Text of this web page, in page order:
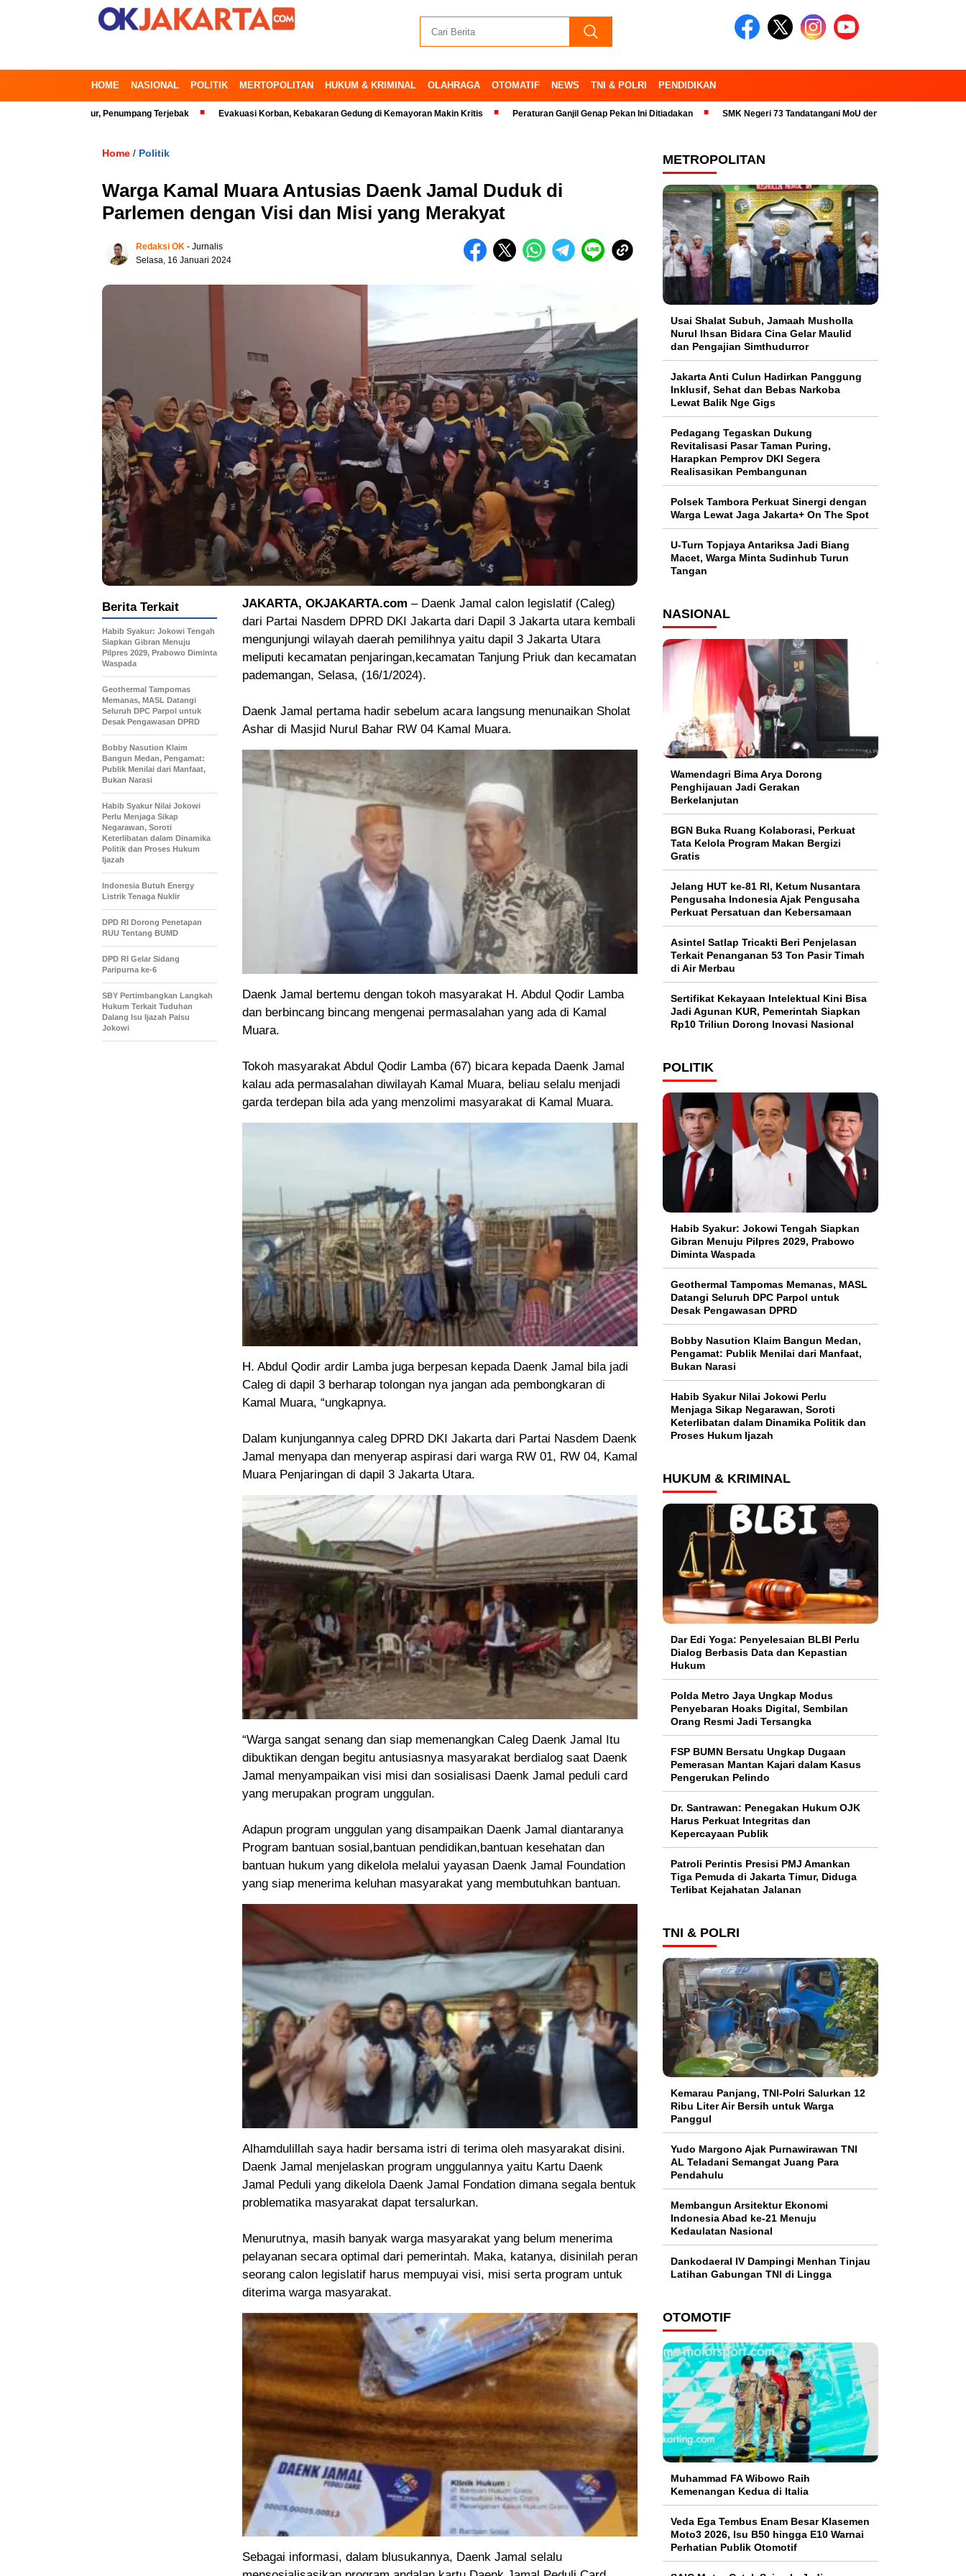
HOME NASIONAL POLITIK MERTOPOLITAN HUKUM & KRIMINAL OLAHRAGA OTOMATIF NEWS TNI & POLRI PENDIDIKAN
Timur, Penumpang Terjebak Evakuasi Korban, Kebakaran Gedung di Kemayoran Makin Kritis Peraturan Ganjil Genap Pekan Ini Ditiadakan SMK Negeri 73 Tandatangani MoU dengan 23 Industri Pariwisata dan
Home / Politik
Warga Kamal Muara Antusias Daenk Jamal Duduk di
Parlemen dengan Visi dan Misi yang Merakyat
Redaksi OK - Jurnalis
Selasa, 16 Januari 2024
JAKARTA, OKJAKARTA.com – Daenk Jamal calon legislatif (Caleg)
dari Partai Nasdem DPRD DKI Jakarta dari Dapil 3 Jakarta utara kembali
mengunjungi wilayah daerah pemilihnya yaitu dapil 3 Jakarta Utara
meliputi kecamatan penjaringan,kecamatan Tanjung Priuk dan kecamatan
pademangan, Selasa, (16/1/2024).
Daenk Jamal pertama hadir sebelum acara langsung menunaikan Sholat
Ashar di Masjid Nurul Bahar RW 04 Kamal Muara.
Daenk Jamal bertemu dengan tokoh masyarakat H. Abdul Qodir Lamba
dan berbincang bincang mengenai permasalahan yang ada di Kamal
Muara.
Tokoh masyarakat Abdul Qodir Lamba (67) bicara kepada Daenk Jamal
kalau ada permasalahan diwilayah Kamal Muara, beliau selalu menjadi
garda terdepan bila ada yang menzolimi masyarakat di Kamal Muara.
H. Abdul Qodir ardir Lamba juga berpesan kepada Daenk Jamal bila jadi
Caleg di dapil 3 berharap tolongan nya jangan ada pembongkaran di
Kamal Muara, “ungkapnya.
Dalam kunjungannya caleg DPRD DKI Jakarta dari Partai Nasdem Daenk
Jamal menyapa dan menyerap aspirasi dari warga RW 01, RW 04, Kamal
Muara Penjaringan di dapil 3 Jakarta Utara.
“Warga sangat senang dan siap memenangkan Caleg Daenk Jamal Itu
dibuktikan dengan begitu antusiasnya masyarakat berdialog saat Daenk
Jamal menyampaikan visi misi dan sosialisasi Daenk Jamal peduli card
yang merupakan program unggulan.
Adapun program unggulan yang disampaikan Daenk Jamal diantaranya
Program bantuan sosial,bantuan pendidikan,bantuan kesehatan dan
bantuan hukum yang dikelola melalui yayasan Daenk Jamal Foundation
yang siap menerima keluhan masyarakat yang membutuhkan bantuan.
Alhamdulillah saya hadir bersama istri di terima oleh masyarakat disini.
Daenk Jamal menjelaskan program unggulannya yaitu Kartu Daenk
Jamal Peduli yang dikelola Daenk Jamal Fondation dimana segala bentuk
problematika masyarakat dapat tersalurkan.
Menurutnya, masih banyak warga masyarakat yang belum menerima
pelayanan secara optimal dari pemerintah. Maka, katanya, disinilah peran
seorang calon legislatif harus mempuyai visi, misi serta program untuk
diterima warga masyarakat.
Sebagai informasi, dalam blusukannya, Daenk Jamal selalu
Berita Terkait
Habib Syakur: Jokowi Tengah
Siapkan Gibran Menuju
Pilpres 2029, Prabowo Diminta
Waspada
Geothermal Tampomas
Memanas, MASL Datangi
Seluruh DPC Parpol untuk
Desak Pengawasan DPRD
Bobby Nasution Klaim
Bangun Medan, Pengamat:
Publik Menilai dari Manfaat,
Bukan Narasi
Habib Syakur Nilai Jokowi
Perlu Menjaga Sikap
Negarawan, Soroti
Keterlibatan dalam Dinamika
Politik dan Proses Hukum
Ijazah
Indonesia Butuh Energy
Listrik Tenaga Nuklir
DPD RI Dorong Penetapan
RUU Tentang BUMD
DPD RI Gelar Sidang
Paripurna ke-6
SBY Pertimbangkan Langkah
Hukum Terkait Tuduhan
Dalang Isu Ijazah Palsu
Jokowi
METROPOLITAN
Usai Shalat Subuh, Jamaah Musholla
Nurul Ihsan Bidara Cina Gelar Maulid
dan Pengajian Simthudurror
Jakarta Anti Culun Hadirkan Panggung
Inklusif, Sehat dan Bebas Narkoba
Lewat Balik Nge Gigs
Pedagang Tegaskan Dukung
Revitalisasi Pasar Taman Puring,
Harapkan Pemprov DKI Segera
Realisasikan Pembangunan
Polsek Tambora Perkuat Sinergi dengan
Warga Lewat Jaga Jakarta+ On The Spot
U-Turn Topjaya Antariksa Jadi Biang
Macet, Warga Minta Sudinhub Turun
Tangan
NASIONAL
Wamendagri Bima Arya Dorong
Penghijauan Jadi Gerakan
Berkelanjutan
BGN Buka Ruang Kolaborasi, Perkuat
Tata Kelola Program Makan Bergizi
Gratis
Jelang HUT ke-81 RI, Ketum Nusantara
Pengusaha Indonesia Ajak Pengusaha
Perkuat Persatuan dan Kebersamaan
Asintel Satlap Tricakti Beri Penjelasan
Terkait Penanganan 53 Ton Pasir Timah
di Air Merbau
Sertifikat Kekayaan Intelektual Kini Bisa
Jadi Agunan KUR, Pemerintah Siapkan
Rp10 Triliun Dorong Inovasi Nasional
POLITIK
Habib Syakur: Jokowi Tengah Siapkan
Gibran Menuju Pilpres 2029, Prabowo
Diminta Waspada
Geothermal Tampomas Memanas, MASL
Datangi Seluruh DPC Parpol untuk
Desak Pengawasan DPRD
Bobby Nasution Klaim Bangun Medan,
Pengamat: Publik Menilai dari Manfaat,
Bukan Narasi
Habib Syakur Nilai Jokowi Perlu
Menjaga Sikap Negarawan, Soroti
Keterlibatan dalam Dinamika Politik dan
Proses Hukum Ijazah
HUKUM & KRIMINAL
Dar Edi Yoga: Penyelesaian BLBI Perlu
Dialog Berbasis Data dan Kepastian
Hukum
Polda Metro Jaya Ungkap Modus
Penyebaran Hoaks Digital, Sembilan
Orang Resmi Jadi Tersangka
FSP BUMN Bersatu Ungkap Dugaan
Pemerasan Mantan Kajari dalam Kasus
Pengerukan Pelindo
Dr. Santrawan: Penegakan Hukum OJK
Harus Perkuat Integritas dan
Kepercayaan Publik
Patroli Perintis Presisi PMJ Amankan
Tiga Pemuda di Jakarta Timur, Diduga
Terlibat Kejahatan Jalanan
TNI & POLRI
Kemarau Panjang, TNI-Polri Salurkan 12
Ribu Liter Air Bersih untuk Warga
Panggul
Yudo Margono Ajak Purnawirawan TNI
AL Teladani Semangat Juang Para
Pendahulu
Membangun Arsitektur Ekonomi
Indonesia Abad ke-21 Menuju
Kedaulatan Nasional
Dankodaeral IV Dampingi Menhan Tinjau
Latihan Gabungan TNI di Lingga
OTOMOTIF
Muhammad FA Wibowo Raih
Kemenangan Kedua di Italia
Veda Ega Tembus Enam Besar Klasemen
Moto3 2026, Isu B50 hingga E10 Warnai
Perhatian Publik Otomotif